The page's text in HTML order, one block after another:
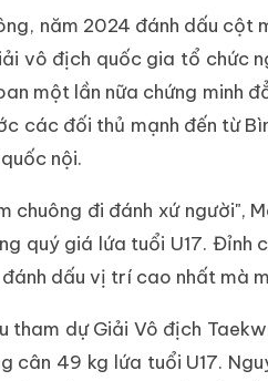
năm 2024 đánh dấu cột
vô địch quốc gia tổ chức
một lần nữa chứng minh
các đối thủ mạnh đến từ
nội.
chuông đi đánh xứ người",
quý giá lứa tuổi U17.
dấu vị trí cao nhất mà
tham dự Giải Vô địch
cân 49 kg lứa tuổi U17.